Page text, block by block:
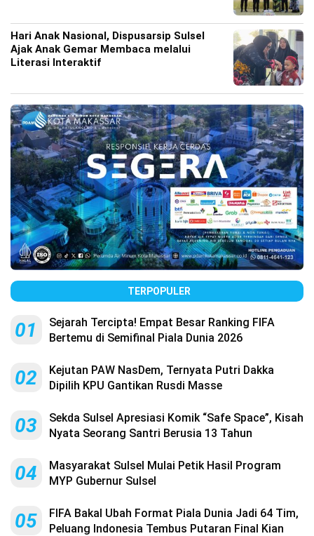
Hari Anak Nasional, Dispusarsip Sulsel
Ajak Anak Gemar Membaca melalui
Literasi Interaktif
TERPOPULER
01
Sejarah Tercipta! Empat Besar Ranking FIFA
Bertemu di Semifinal Piala Dunia 2026
02
Kejutan PAW NasDem, Ternyata Putri Dakka
Dipilih KPU Gantikan Rusdi Masse
03
Sekda Sulsel Apresiasi Komik “Safe Space”, Kisah
Nyata Seorang Santri Berusia 13 Tahun
04
Masyarakat Sulsel Mulai Petik Hasil Program
MYP Gubernur Sulsel
05
FIFA Bakal Ubah Format Piala Dunia Jadi 64 Tim,
Peluang Indonesia Tembus Putaran Final Kian